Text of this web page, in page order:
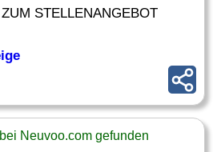
STELLENANGEBOT
Neuvoo.com gefunden